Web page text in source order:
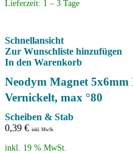
Lieferzeit: 1 – 3 Tage
Schnellansicht
Zur Wunschliste hinzufügen
In den Warenkorb
Neodym Magnet 5x6mm
Vernickelt, max °80
Scheiben & Stab
0,39 € inkl. MwSt.
inkl. 19 % MwSt.